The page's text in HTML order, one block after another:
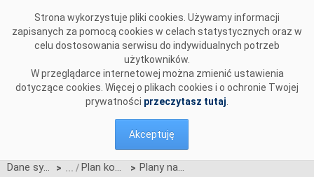
Strona wykorzystuje pliki cookies. Używamy informacji
zapisanych za pomocą cookies w celach statystycznych oraz w
celu dostosowania serwisu do indywidualnych potrzeb
użytkowników.
W przeglądarce internetowej można zmienić ustawienia
dotyczące cookies. Więcej o plikach cookies i o ochronie Twojej
prywatności przeczytasz tutaj
Akceptuję
Dane systemowe > Plan koordynacyjny roczny (PKR) > Plany na rok 2011